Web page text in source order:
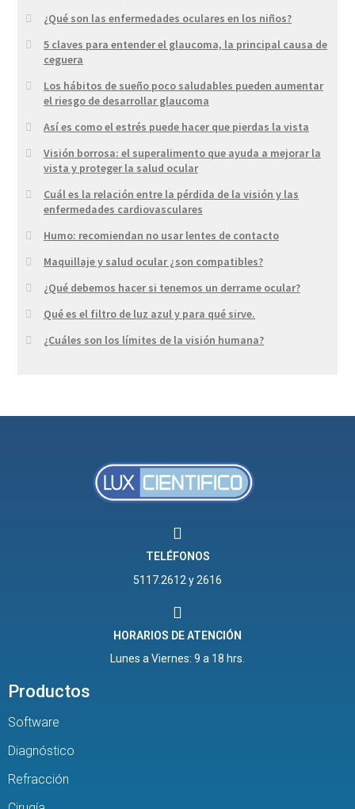
¿Qué son las enfermedades oculares en los niños?
5 claves para entender el glaucoma, la principal causa de
ceguera
Los hábitos de sueño poco saludables pueden aumentar
el riesgo de desarrollar glaucoma
Así es como el estrés puede hacer que pierdas la vista
Visión borrosa: el superalimento que ayuda a mejorar la
vista y proteger la salud ocular
Cuál es la relación entre la pérdida de la visión y las
enfermedades cardiovasculares
Humo: recomiendan no usar lentes de contacto
Maquillaje y salud ocular ¿son compatibles?
¿Qué debemos hacer si tenemos un derrame ocular?
Qué es el filtro de luz azul y para qué sirve.
¿Cuáles son los límites de la visión humana?
TELÉFONOS
5117.2612 y 2616
HORARIOS DE ATENCIÓN
Lunes a Viernes: 9 a 18 hrs.
Productos
Software
Diagnóstico
Refracción